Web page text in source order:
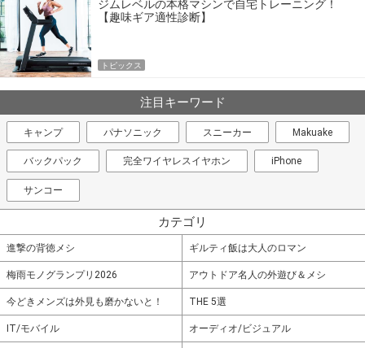
ジムレベルの本格マシンで自宅トレーニング！
【趣味ギア適性診断】
トピックス
注目キーワード
キャンプ パナソニック スニーカー Makuake
バックパック 完全ワイヤレスイヤホン iPhone
サンコー
カテゴリ
進撃の背徳メシ ギルティ飯は大人のロマン
梅雨モノグランプリ2026 アウトドア名人の外遊び＆メシ
今どきメンズは外見も磨かないと！ THE 5選
IT/モバイル オーディオ/ビジュアル